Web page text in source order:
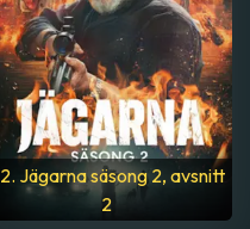
2. Jägarna säsong 2, avsnitt
2